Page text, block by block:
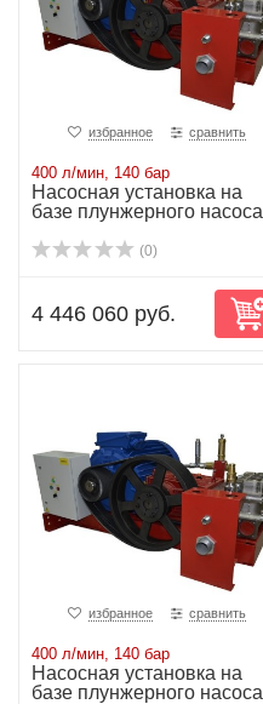
избранное сравнить
400 л/мин, 140 бар
Насосная установка на
базе плунжерного насоса
(0)
4 446 060 руб.
избранное сравнить
400 л/мин, 140 бар
Насосная установка на
базе плунжерного насоса